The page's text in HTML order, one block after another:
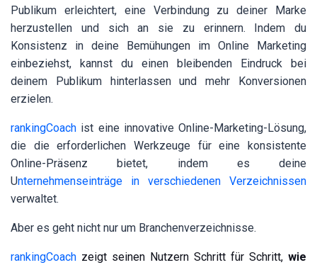
Publikum erleichtert, eine Verbindung zu deiner Marke
herzustellen und sich an sie zu erinnern. Indem du
Konsistenz in deine Bemühungen im Online Marketing
einbeziehst, kannst du einen bleibenden Eindruck bei
deinem Publikum hinterlassen und mehr Konversionen
erzielen.
rankingCoach ist eine innovative Online-Marketing-Lösung,
die die erforderlichen Werkzeuge für eine konsistente
Online-Präsenz bietet, indem es deine
Unternehmenseinträge in verschiedenen Verzeichnissen
verwaltet.
Aber es geht nicht nur um Branchenverzeichnisse.
rankingCoach zeigt seinen Nutzern Schritt für Schritt, wie